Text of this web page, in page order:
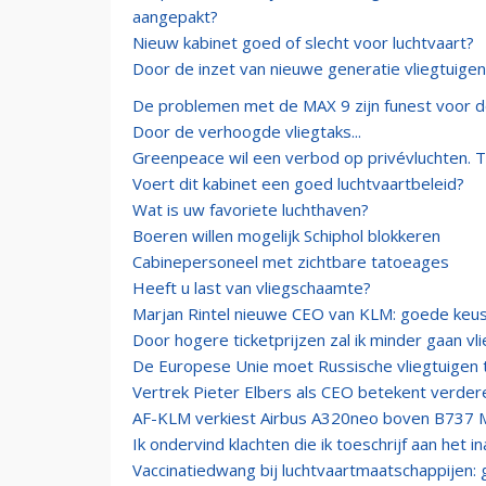
aangepakt?
Nieuw kabinet goed of slecht voor luchtvaart?
Door de inzet van nieuwe generatie
De problemen met de MAX 9 zijn funest voor
Door de verhoogde vliegtaks...
Greenpeace wil een verbod op privévluchten.
Voert dit kabinet een goed luchtvaartbeleid?
Wat is uw favoriete luchthaven?
Boeren willen mogelijk Schiphol blokkeren
Cabinepersoneel met zichtbare tatoeages
Heeft u last van vliegschaamte?
Marjan Rintel nieuwe CEO van KLM: goede
Door hogere ticketprijzen zal ik minder gaan
De Europese Unie moet Russische
Vertrek Pieter Elbers als CEO betekent
AF-KLM verkiest Airbus A320neo boven B737
Ik ondervind klachten die ik toeschrijf aan het
Vaccinatiedwang bij luchtvaartmaatschappijen: